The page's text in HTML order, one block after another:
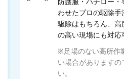
わせたプロの駆除
駆除はもちろん、高
の高い現場にも対応
※足場のない高所作
い場合があります
い。